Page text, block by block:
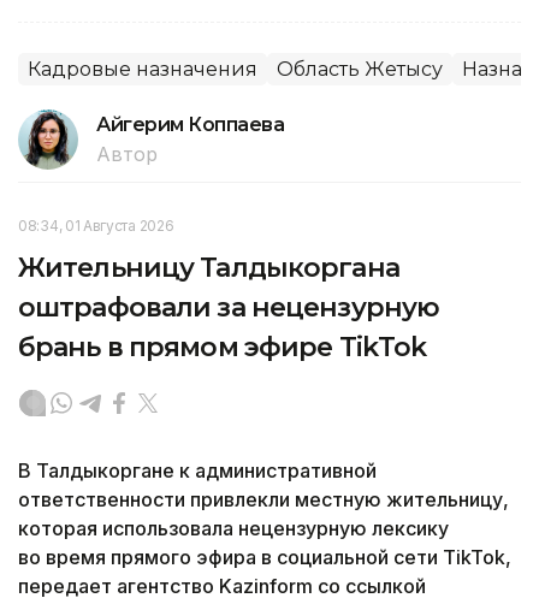
Кадровые назначения Область Жетысу
Айгерим Коппаева
Автор
08:34, 01 Августа 2026
Жительницу Талдыкоргана
оштрафовали за нецензурную
брань в прямом эфире TikTok
В Талдыкоргане к административной
ответственности привлекли местную жительницу,
которая использовала нецензурную лексику
во время прямого эфира в социальной сети TikTok,
передает агентство Kazinform со ссылкой